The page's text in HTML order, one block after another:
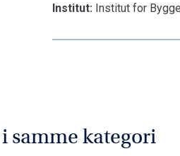
Institut: Institut for
samme kategori